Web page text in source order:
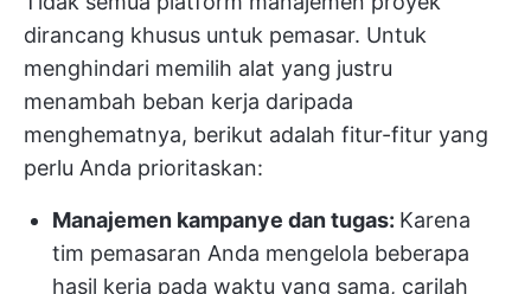
dirancang khusus untuk pemasar. Untuk
menghindari memilih alat yang justru
menambah beban kerja daripada
menghematnya, berikut adalah fitur-fitur yang
perlu Anda prioritaskan:
Manajemen kampanye dan tugas: Karena
tim pemasaran Anda mengelola beberapa
hasil kerja pada waktu yang sama, carilah